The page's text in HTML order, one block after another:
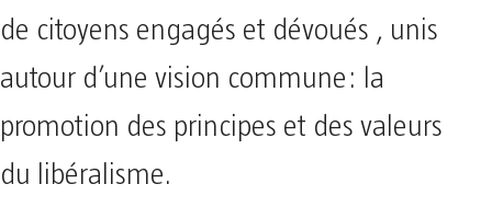
de citoyens engagés et dévoués , unis
autour d’une vision commune: la
promotion des principes et des valeurs
du libéralisme.